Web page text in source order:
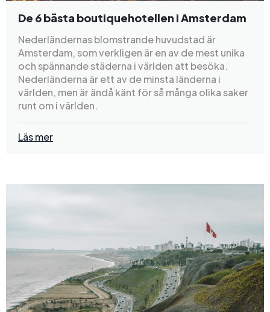
De 6 bästa boutiquehotellen i Amsterdam
Nederländernas blomstrande huvudstad är
Amsterdam, som verkligen är en av de mest unika
och spännande städerna i världen att besöka.
Nederländerna är ett av de minsta länderna i
världen, men är ändå känt för så många olika saker
runt om i världen.
Läs mer